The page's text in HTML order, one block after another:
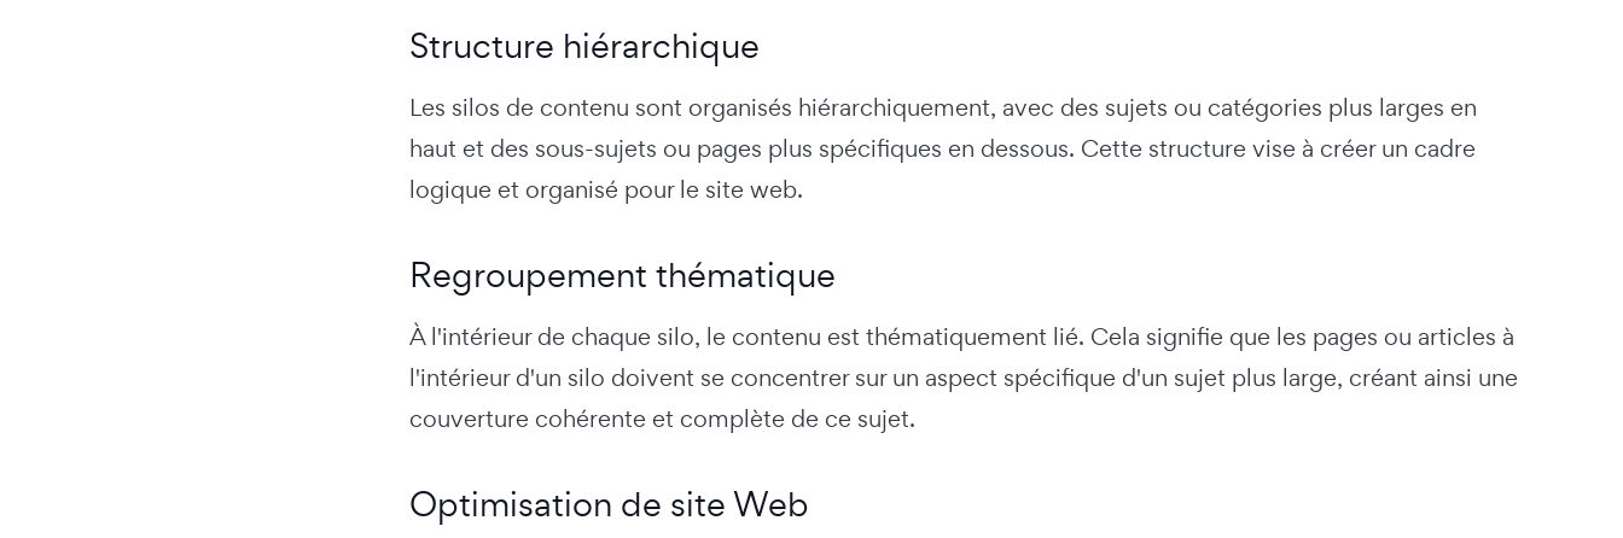
Structure hiérarchique
Les silos de contenu sont organisés hiérarchiquement, avec des sujets ou catégories plus larges en
haut et des sous-sujets ou pages plus spécifiques en dessous. Cette structure vise à créer un cadre
logique et organisé pour le site web.
Regroupement thématique
À l'intérieur de chaque silo, le contenu est thématiquement lié. Cela signifie que les pages ou articles à
l'intérieur d'un silo doivent se concentrer sur un aspect spécifique d'un sujet plus large, créant ainsi une
couverture cohérente et complète de ce sujet.
Optimisation de site Web